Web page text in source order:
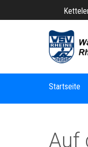
Startseite
Auf